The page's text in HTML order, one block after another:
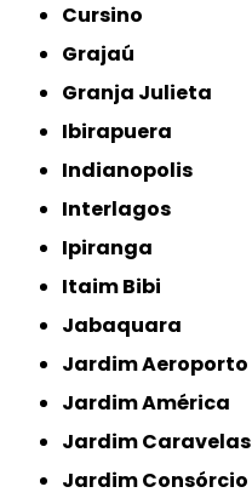
Cursino
Grajaú
Granja Julieta
Ibirapuera
Indianopolis
Interlagos
Ipiranga
Itaim Bibi
Jabaquara
Jardim Aeroporto
Jardim América
Jardim Caravelas
Jardim Consórcio